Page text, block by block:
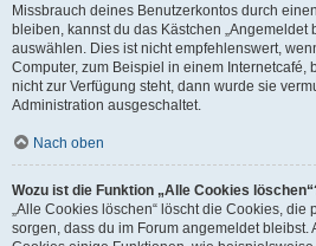
Missbrauch deines Benutzerkontos durch
bleiben, kannst du das Kästchen „Angemeldet
auswählen. Dies ist nicht empfehlenswert,
Computer, zum Beispiel in einem Internetcafé,
nicht zur Verfügung steht, dann wurde sie
Administration ausgeschaltet.
Nach oben
Wozu ist die Funktion „Alle Cookies
„Alle Cookies löschen“ löscht die Cookies, die
sorgen, dass du im Forum angemeldet bleibst.